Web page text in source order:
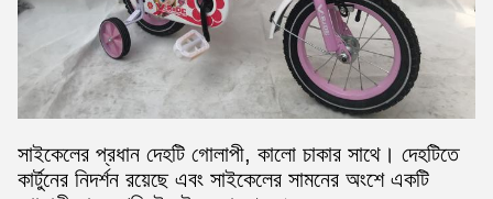
সাইকেলের প্রধান দেহটি গোলাপী, কালো চাকার সাথে। দেহটিতে
কার্টুনের নিদর্শন রয়েছে এবং সাইকেলের সামনের অংশে একটি